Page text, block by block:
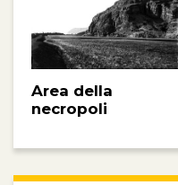
Area della
necropoli